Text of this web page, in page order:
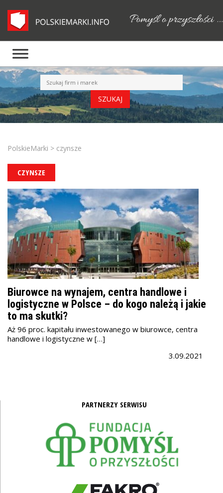
PolskieMarki > czynsze
CZYNSZE
Biurowce na wynajem, centra handlowe i
logistyczne w Polsce – do kogo należą i jakie
to ma skutki?
Aż 96 proc. kapitału inwestowanego w biurowce, centra
handlowe i logistyczne w […]
3.09.2021
PARTNERZY SERWISU